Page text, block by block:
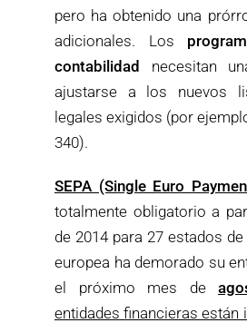
pero ha obtenido una
adicionales. Los
contabilidad necesitan
ajustarse a los nuevos
legales exigidos (por
340).
SEPA (Single Euro
totalmente obligatorio a
de 2014 para 27 estados
europea ha demorado su
el próximo mes de
entidades financieras están